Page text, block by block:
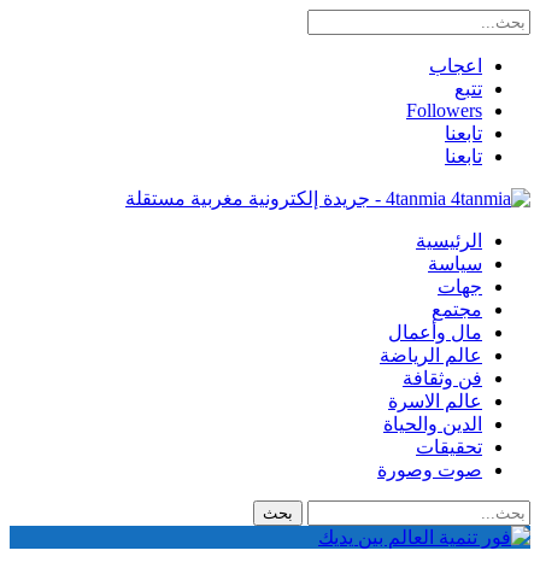
اعجاب
تتبع
Followers
تابعنا
تابعنا
4tanmia - جريدة إلكترونية مغربية مستقلة
الرئيسية
سياسة
جهات
مجتمع
مال وأعمال
عالم الرياضة
فن وثقافة
عالم الاسرة
الدين والحياة
تحقيقات
صوت وصورة